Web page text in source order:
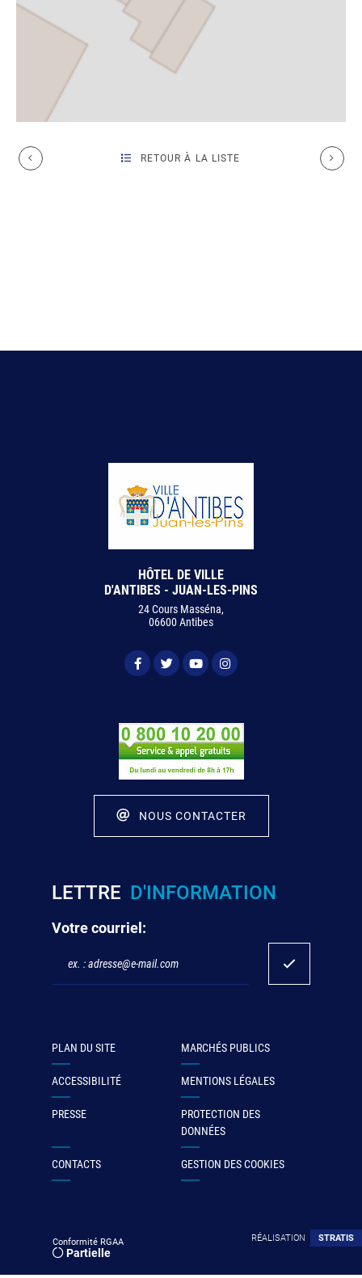
RETOUR À LA LISTE
HÔTEL DE VILLE
D'ANTIBES - JUAN-LES-PINS
24 Cours Masséna,
06600 Antibes
NOUS CONTACTER
LETTRE D'INFORMATION
Votre courriel:
PLAN DU SITE MARCHÉS PUBLICS
ACCESSIBILITÉ MENTIONS LÉGALES
PRESSE
PROTECTION DES
DONNÉES
CONTACTS GESTION DES COOKIES
Conformité RGAA
Partielle
RÉALISATION STRATIS